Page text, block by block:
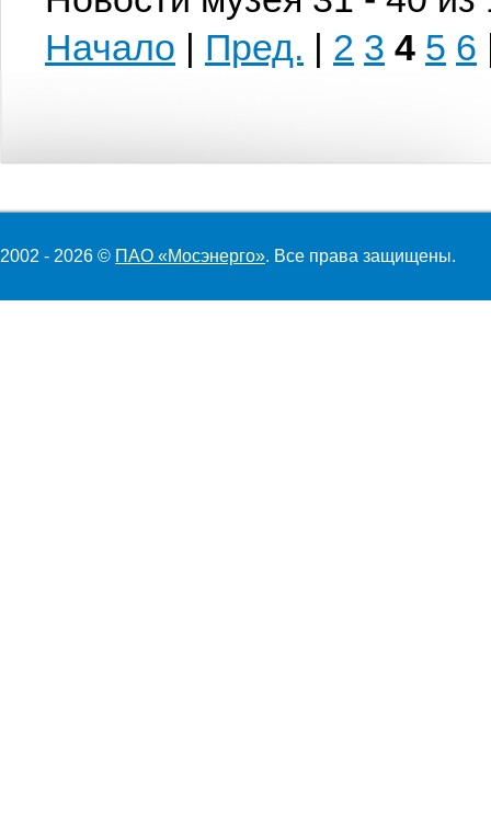
Начало | Пред. | 2 3 4 5 6
2002 - 2026 © ПАО «Мосэнерго». Все права защищены.